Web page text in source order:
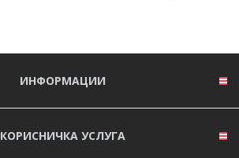
ИНФОРМАЦИИ
КОРИСНИЧКА УСЛУГА